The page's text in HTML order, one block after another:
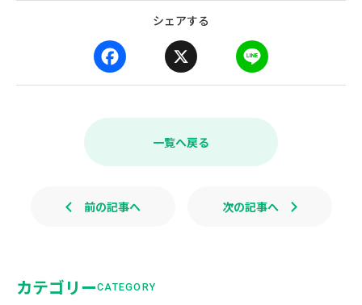
シェアする
a
e
k
i
e
一覧へ戻る
前の記事へ 次の記事へ
カテゴリーCATEGORY